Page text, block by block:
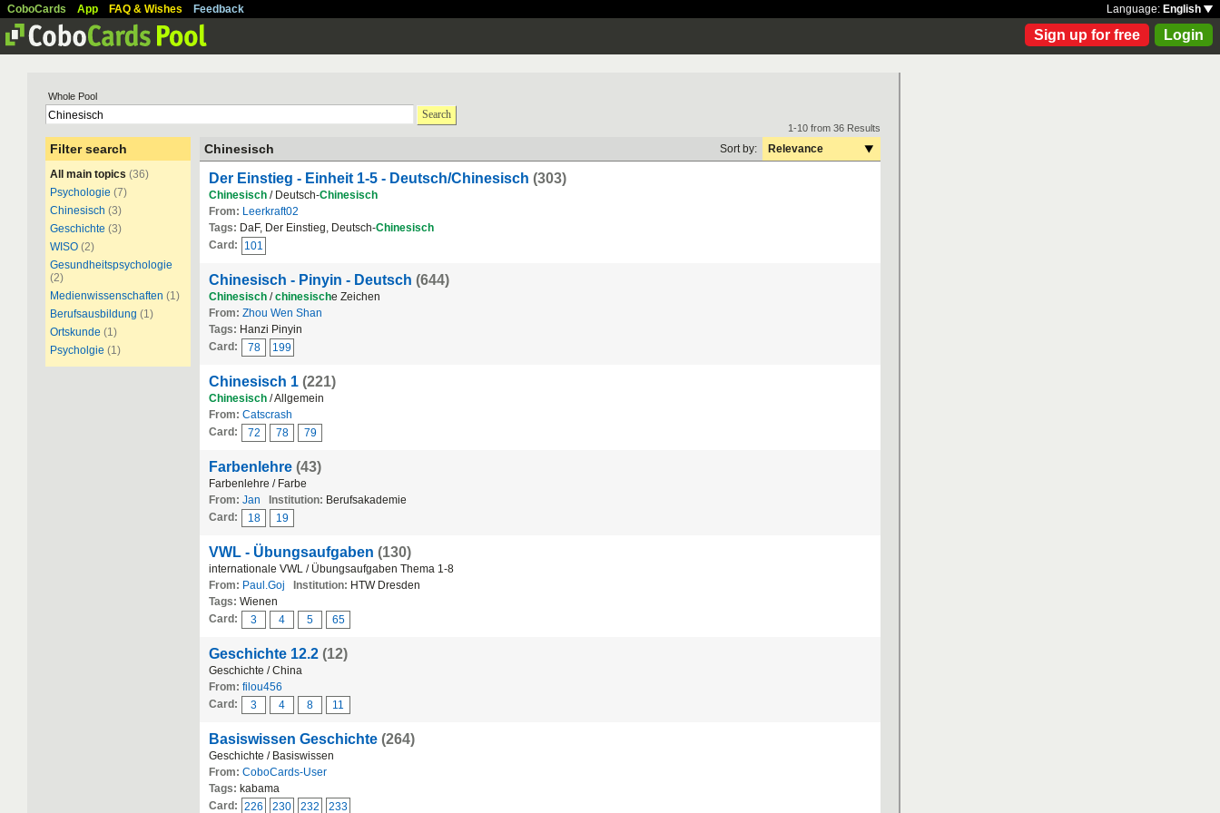
CoboCards App FAQ & Wishes Feedback Language: English
Sign up for free Login
Whole Pool
Search
Filter search
All main topics (36)
Psychologie (7)
Chinesisch (3)
Geschichte (3)
WISO (2)
Gesundheitspsychologie
(2)
Medienwissenschaften (1)
Berufsausbildung (1)
Ortskunde (1)
Psycholgie (1)
1-10 from 36 Results
Chinesisch Sort by: Relevance
Der Einstieg - Einheit 1-5 - Deutsch/Chinesisch (303)
Chinesisch / Deutsch-Chinesisch
From: Leerkraft02
Tags: DaF, Der Einstieg, Deutsch-Chinesisch
Card:
101
Chinesisch - Pinyin - Deutsch (644)
Chinesisch /chinesische Zeichen
From: Zhou Wen Shan
Tags: Hanzi Pinyin
Card:
78 199
Chinesisch 1 (221)
Chinesisch / Allgemein
From: Catscrash
Card:
72 78 79
Farbenlehre (43)
Farbenlehre / Farbe
From: Jan Institution: Berufsakademie
Card:
18 19
VWL - Übungsaufgaben (130)
internationale VWL / Übungsaufgaben Thema 1-8
From: Paul.Goj Institution: HTW Dresden
Tags: Wienen
Card:
3 4 5 65
Geschichte 12.2 (12)
Geschichte / China
From: filou456
Card:
3 4 8 11
Basiswissen Geschichte (264)
Geschichte / Basiswissen
From: CoboCards-User
Tags: kabama
Card: 226 230 232 233